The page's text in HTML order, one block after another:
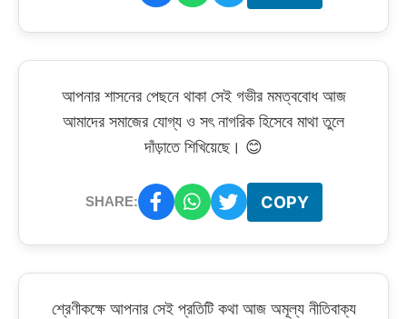
আপনার শাসনের পেছনে থাকা সেই গভীর মমত্ববোধ আজ
আমাদের সমাজের যোগ্য ও সৎ নাগরিক হিসেবে মাথা তুলে
দাঁড়াতে শিখিয়েছে। 😊
SHARE: COPY
শ্রেণীকক্ষে আপনার সেই প্রতিটি কথা আজ অমূল্য নীতিবাক্য